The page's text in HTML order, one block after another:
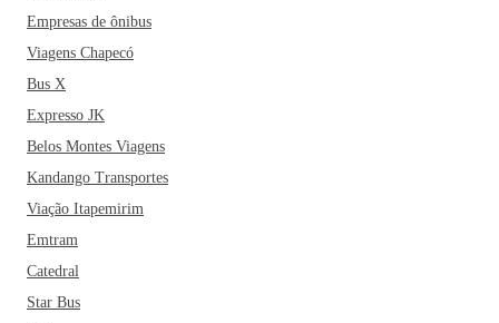
Empresas de ônibus
Viagens Chapecó
Bus X
Expresso JK
Belos Montes Viagens
Kandango Transportes
Viação Itapemirim
Emtram
Catedral
Star Bus